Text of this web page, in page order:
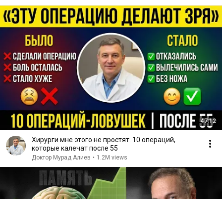
47:12
Хирурги мне этого не простят. 10 операций,
которые калечат после 55
Доктор Мурад Алиев • 1.2M views